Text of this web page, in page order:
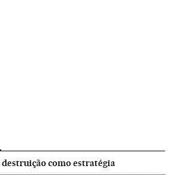
como estratégia